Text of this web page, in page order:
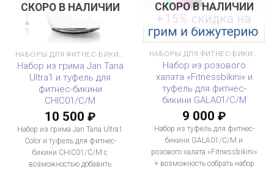
СКОРО В НАЛИЧИИ
НАБОРЫ ДЛЯ ФИТНЕС-БИКИНИ
Набор из грима Jan Tana
Ultra1 и туфель для
фитнес-бикини
CHIC01/C/M
10 500 ₽
Набор из грима Jan Tana Ultra1
Color и туфель для фитнес-
бикини CHIC01/C/M с
возможностью добавить
СКОРО В НАЛИЧИИ
НАБОРЫ ДЛЯ ФИТНЕС-БИКИНИ
Набор из розового
халата «Fitnessbikini» и
туфель для фитнес-
бикини GALA01/C/M
9 000 ₽
Набор из туфель для фитнес-
бикини GALA01/C/M и
розового халата «Fitnessbikini»
+ возможность собрать набор